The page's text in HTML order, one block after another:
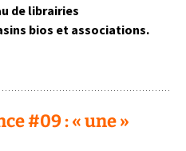
de librairies
bios et associations.
#09 : « une »